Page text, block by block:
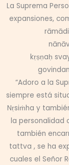
La Suprema
expansiones,
kṛṣṇaḥ
“Adoro a la
siempre está
Nṛsiṁha y
la personalidad
también
tattva , se ha
cuales el Señor